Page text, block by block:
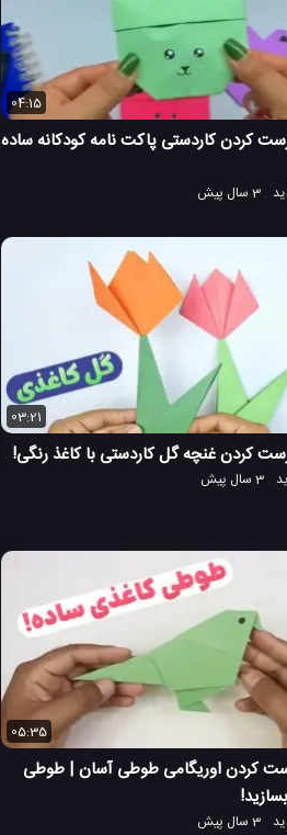
04:15
کردن کاردستی پاکت نامه کودکانه ساده
3 سال پیش
03:21
کردن غنچه گل کاردستی با کاغذ رنگی!
3 سال پیش
05:35
کردن اوریگامی طوطی آسان | طوطی
3 سال پیش